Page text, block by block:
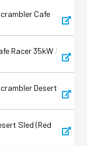
Cafe
Racer 35kW |
Desert
Sled (Red